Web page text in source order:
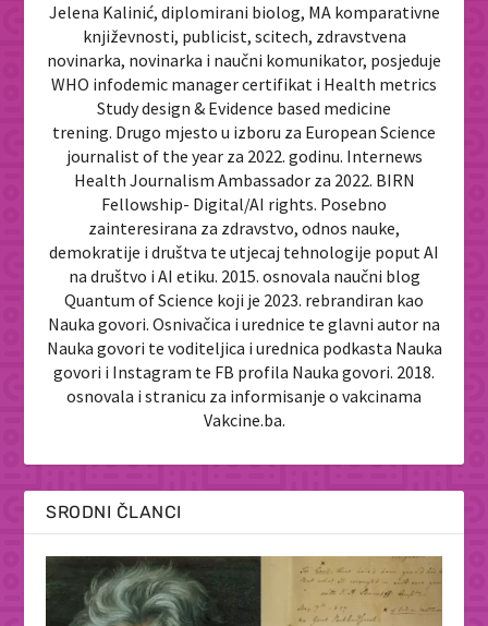
Jelena Kalinić, diplomirani biolog, MA komparativne
književnosti, publicist, scitech, zdravstvena
novinarka, novinarka i naučni komunikator, posjeduje
WHO infodemic manager certifikat i Health metrics
Study design & Evidence based medicine
trening. Drugo mjesto u izboru za European Science
journalist of the year za 2022. godinu. Internews
Health Journalism Ambassador za 2022. BIRN
Fellowship- Digital/AI rights. Posebno
zainteresirana za zdravstvo, odnos nauke,
demokratije i društva te utjecaj tehnologije poput AI
na društvo i AI etiku. 2015. osnovala naučni blog
Quantum of Science koji je 2023. rebrandiran kao
Nauka govori. Osnivačica i urednice te glavni autor na
Nauka govori te voditeljica i urednica podkasta Nauka
govori i Instagram te FB profila Nauka govori. 2018.
osnovala i stranicu za informisanje o vakcinama
Vakcine.ba.
SRODNI ČLANCI